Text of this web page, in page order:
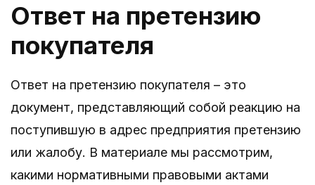
Ответ на претензию
покупателя
Ответ на претензию покупателя – это
документ, представляющий собой реакцию на
поступившую в адрес предприятия претензию
или жалобу. В материале мы рассмотрим,
какими нормативными правовыми актами